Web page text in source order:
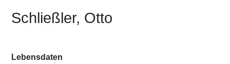
Schließler, Otto
Lebensdaten